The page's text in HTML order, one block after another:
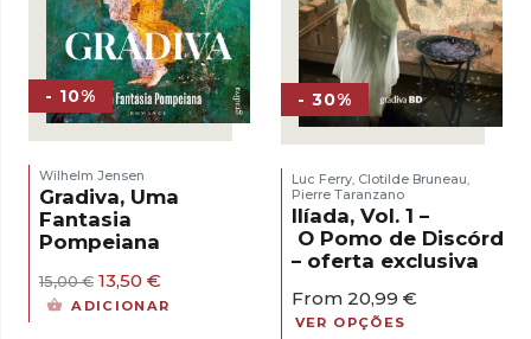
- 10%
Wilhelm Jensen
Gradiva, Uma
Fantasia
Pompeiana
15,00€ O
preço
13,50 €
preço
ADICIONAR
- 30%
Luc Ferry, Clotilde Bruneau,
Pierre Taranzano
Ilíada, Vol. 1 –
O Pomo de Discórdia
– oferta exclusiva
From 20,99 €
VER OPÇÕES